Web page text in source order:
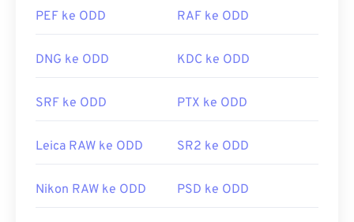
PEF ke ODD RAF ke ODD
DNG ke ODD KDC ke ODD
SRF ke ODD PTX ke ODD
Leica RAW ke ODD SR2 ke ODD
Nikon RAW ke ODD PSD ke ODD